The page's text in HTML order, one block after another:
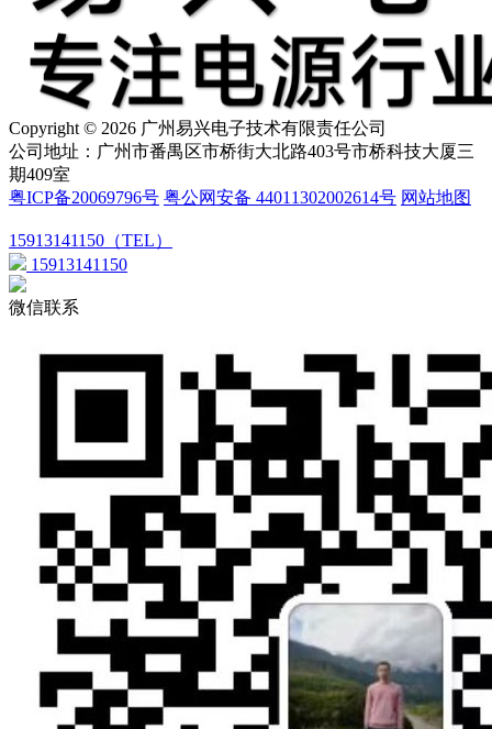
Copyright © 2026 广州易兴电子技术有限责任公司
公司地址：广州市番禺区市桥街大北路403号市桥科技大厦三
期409室
粤ICP备20069796号 粤公网安备 44011302002614号 网站地图
15913141150（TEL）
15913141150
微信联系